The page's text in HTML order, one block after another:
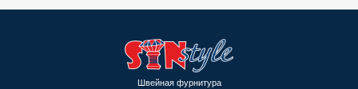
Швейная фурнитура